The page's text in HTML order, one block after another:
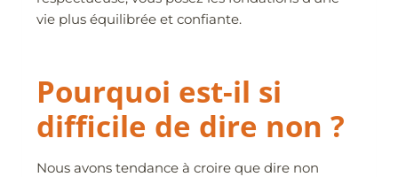
vie plus équilibrée et confiante.
Pourquoi est-il si
difficile de dire non ?
Nous avons tendance à croire que dire non